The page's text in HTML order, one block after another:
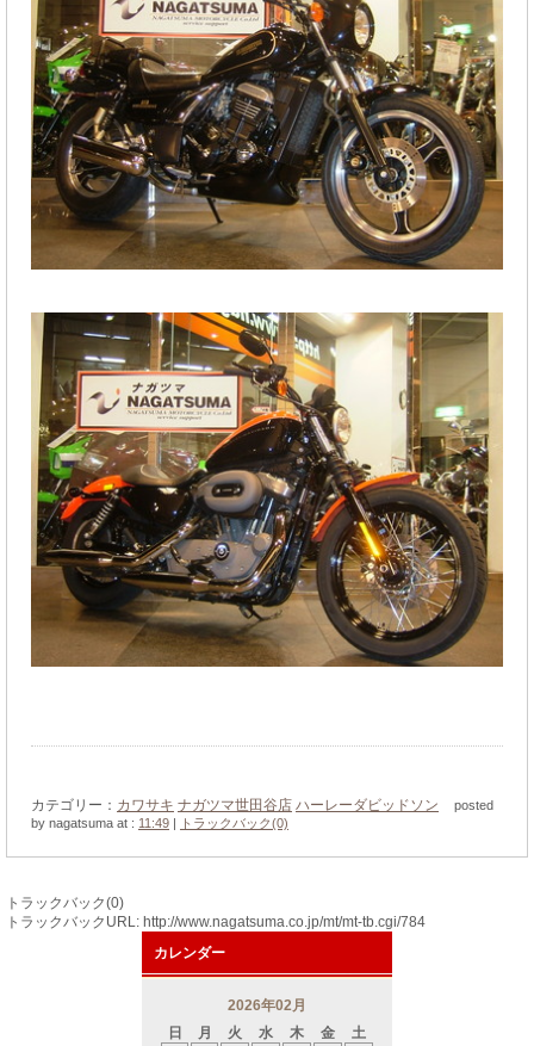
カテゴリー： カワサキ ナガツマ世田谷店 ハーレーダビッドソン
posted
by nagatsuma at : 11:49 | トラックバック(0)
トラックバック(0)
トラックバックURL: http://www.nagatsuma.co.jp/mt/mt-tb.cgi/784
カレンダー
2026年02月
日
月 火 水 木 金
土